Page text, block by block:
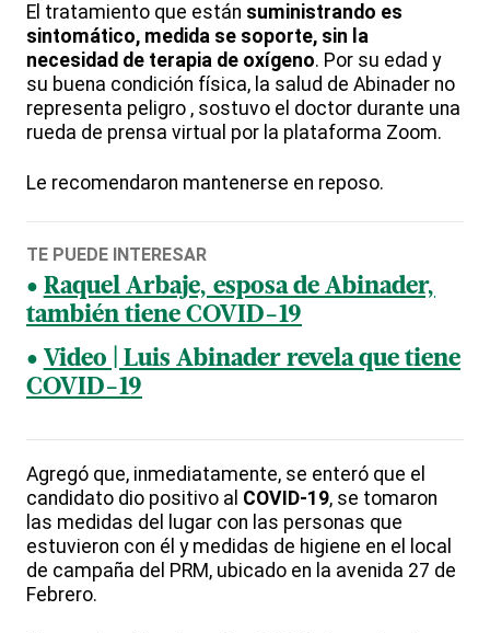
El tratamiento que están suministrando es
sintomático, medida se soporte, sin la
necesidad de terapia de oxígeno. Por su edad y
su buena condición física, la salud de Abinader no
representa peligro , sostuvo el doctor durante una
rueda de prensa virtual por la plataforma Zoom.
Le recomendaron mantenerse en reposo.
TE PUEDE INTERESAR
Raquel Arbaje, esposa de Abinader,
también tiene COVID-19
Video | Luis Abinader revela que tiene
COVID-19
Agregó que, inmediatamente, se enteró que el
candidato dio positivo al COVID-19, se tomaron
las medidas del lugar con las personas que
estuvieron con él y medidas de higiene en el local
de campaña del PRM, ubicado en la avenida 27 de
Febrero.